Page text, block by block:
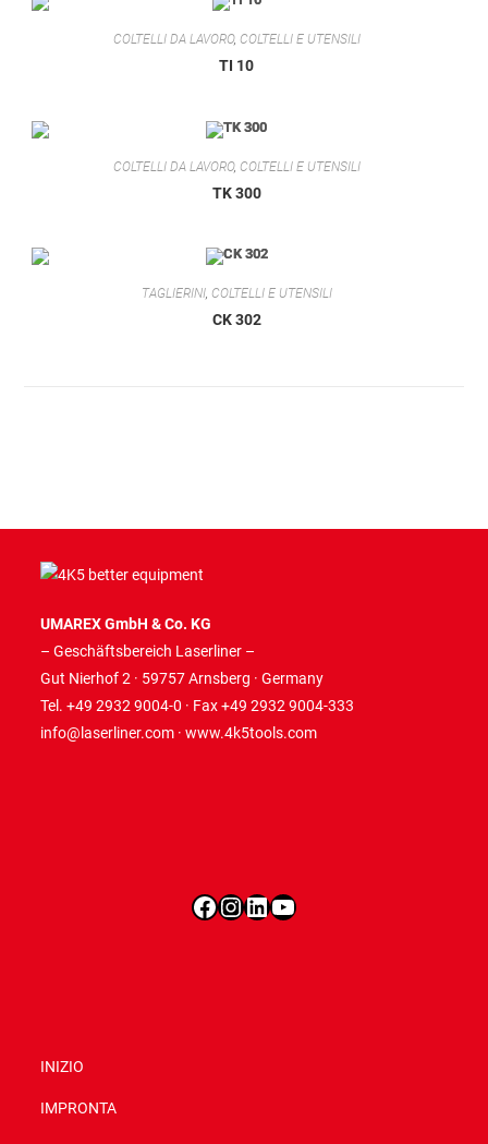
COLTELLI DA LAVORO, COLTELLI E UTENSILI
TI 10
COLTELLI DA LAVORO, COLTELLI E UTENSILI
TK 300
TAGLIERINI, COLTELLI E UTENSILI
CK 302
UMAREX GmbH & Co. KG
– Geschäftsbereich Laserliner –
Gut Nierhof 2 · 59757 Arnsberg · Germany
Tel. +49 2932 9004-0 · Fax +49 2932 9004-333
info@laserliner.com ·www.4k5tools.com
Facebook
Instagram
LinkedInYouTube
INIZIO
IMPRONTA